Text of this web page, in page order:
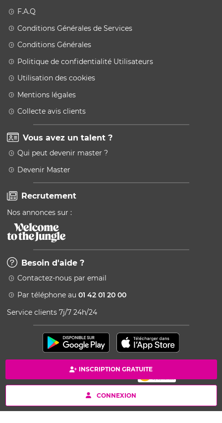
INSCRIPTION GRATUITE
CONNEXION
F.A.Q
Conditions Générales de Services
Conditions Générales
Politique de confidentialité Utilisateurs
Utilisation des cookies
Mentions légales
Collecte avis clients
Vous avez un talent ?
Qui peut devenir master ?
Devenir Master
Recrutement
Nos annonces sur :
Besoin d'aide ?
Contactez-nous par email
Par téléphone au 01 42 01 20 00
Service clients 7j/7 24h/24
Paiement 100% sécurisé
Copyright © 2026 Kang - Powered by Ingenio